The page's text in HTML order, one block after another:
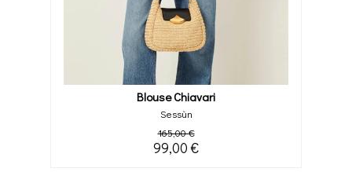
Blouse Chiavari
Sessùn
165,00 €
99,00 €